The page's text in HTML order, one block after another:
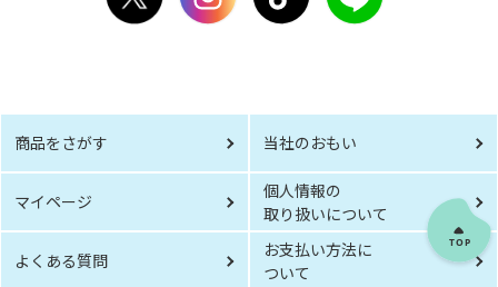
商品をさがす 当社のおもい
マイページ
個人情報の
取り扱いについて
よくある質問
お支払い方法に
ついて